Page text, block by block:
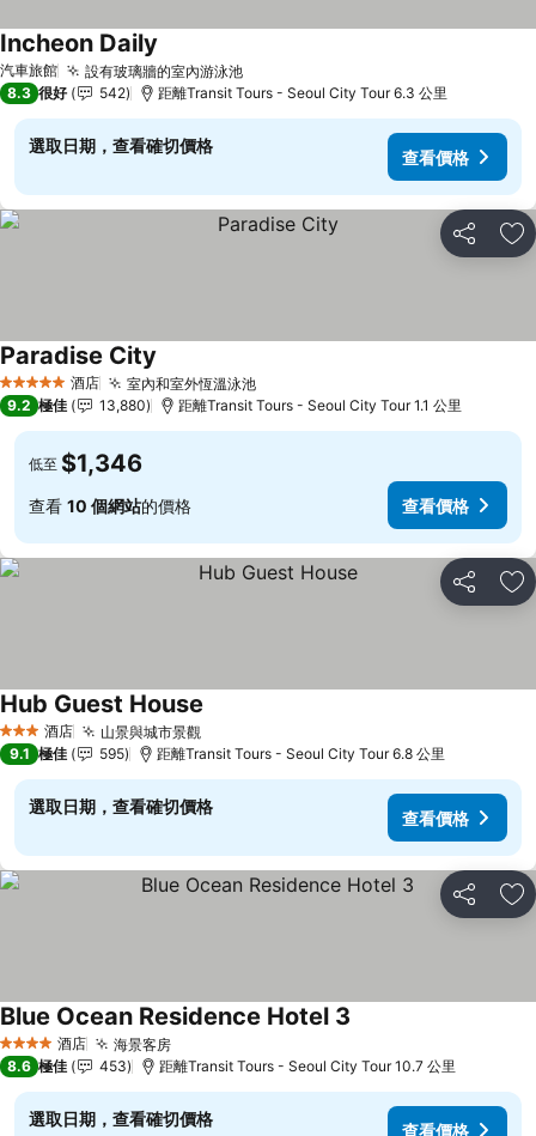
汽車旅館 設有玻璃牆的室內游泳池
Incheon Daily
8.3 很好 542 距離Transit Tours - Seoul City Tour 6.3 公里
選取日期，查看確切價格
查看價格
分享 放
5 星級 酒店 室內和室外恆溫泳池
Paradise City
9.2 極佳 13,880 距離Transit Tours - Seoul City Tour 1.1 公里
低至 $1,346
查看 10 個網站的價格 查看價格
分享 放
3 星級 酒店 山景與城市景觀
Hub Guest House
9.1 極佳 595 距離Transit Tours - Seoul City Tour 6.8 公里
選取日期，查看確切價格
查看價格
分享 放
4 星級 酒店 海景客房
Blue Ocean Residence Hotel 3
8.6 極佳 453 距離Transit Tours - Seoul City Tour 10.7 公里
選取日期，查看確切價格
查看價格